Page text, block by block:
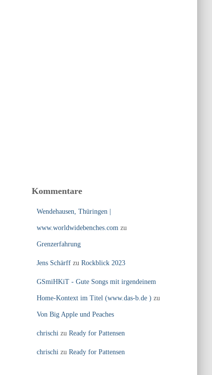
Kommentare
Wendehausen, Thüringen |
www.worldwidebenches.com zu
Grenzerfahrung
Jens Schärffzu Rockblick 2023
GSmiHKiT - Gute Songs mit irgendeinem
Home-Kontext im Titel (www.das-b.de ) zu
Von Big Apple und Peaches
chrischi zu Ready for Pattensen
chrischi zu Ready for Pattensen